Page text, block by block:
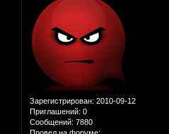
Зарегистрирован: 2010-09-12
Приглашений: 0
Сообщений: 7880